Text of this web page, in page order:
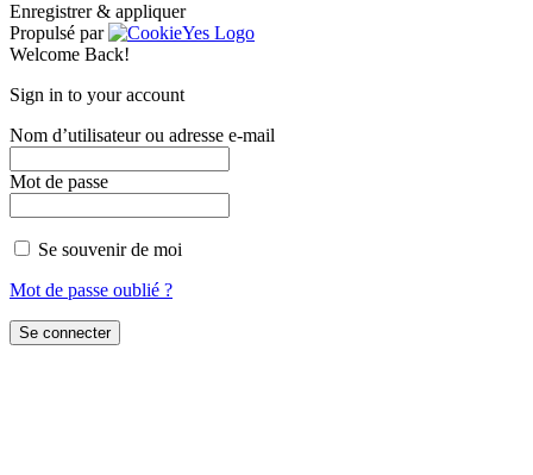
Enregistrer & appliquer
Propulsé par
Welcome Back!
Sign in to your account
Nom d’utilisateur ou adresse e-mail
Mot de passe
Se souvenir de moi
Mot de passe oublié ?